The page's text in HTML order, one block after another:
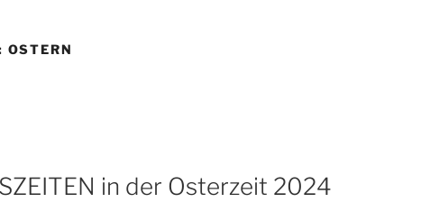
OSTERN
in der Osterzeit 2024